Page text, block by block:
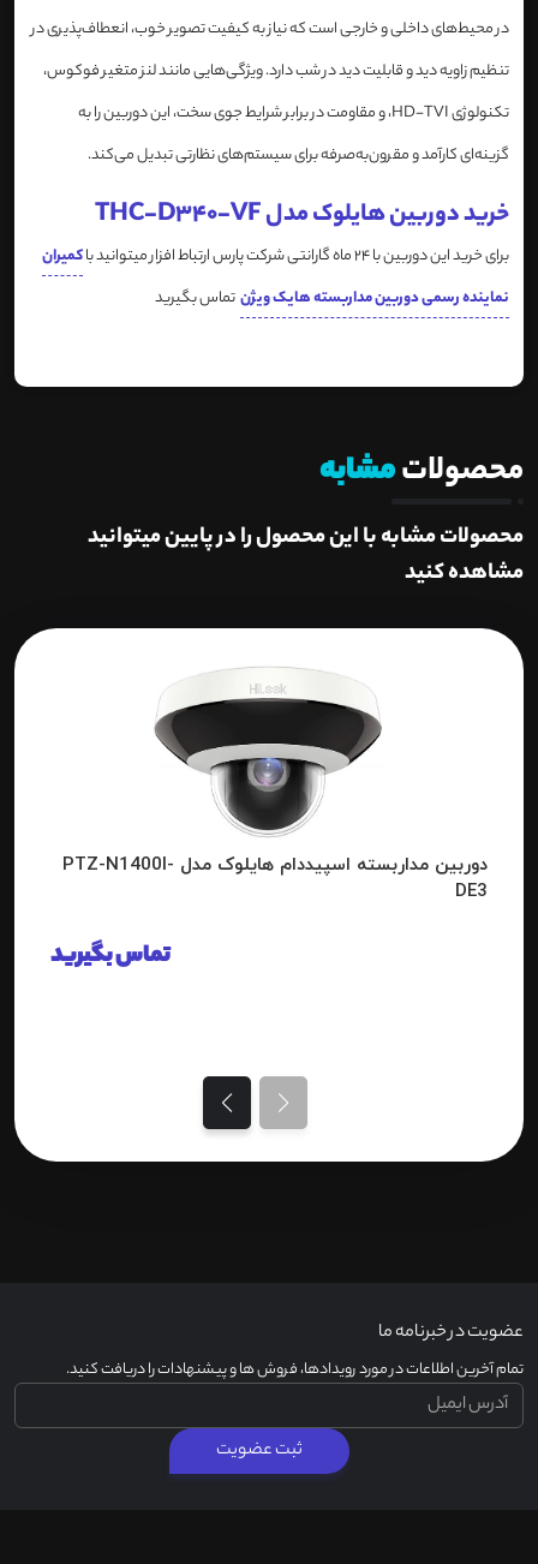
در محیط‌های داخلی و خارجی است که نیاز به کیفیت تصویر خوب، انعطاف‌پذیری در
تنظیم زاویه دید و قابلیت دید در شب دارد. ویژگی‌هایی مانند لنز متغیر فوکوس،
تکنولوژی HD-TVI، و مقاومت در برابر شرایط جوی سخت، این دوربین را به
گزینه‌ای کارآمد و مقرون‌به‌صرفه برای سیستم‌های نظارتی تبدیل می‌کند.
خرید دوربین هایلوک مدل THC-D340-VF
برای خرید این دوربین با 24 ماه گارانتی شرکت پارس ارتباط افزار میتوانید با
کمیران
نماینده رسمی دوربین مداربسته هایک ویژنتماس بگیرید
محصولاتمشابه
محصولات مشابه با این محصول را در پایین میتوانید
مشاهده کنید
دوربین مداربسته اسپیددام هایلوک مدل PTZ-N1400I-
DE3
تماس بگیرید
عضویت در خبرنامه ما
تمام آخرین اطلاعات در مورد رویدادها، فروش ها و پیشنهادات را دریافت کنید.
ثبت عضویت